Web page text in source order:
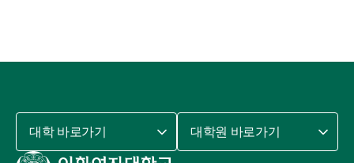
대학 바로가기 대학원 바로가기